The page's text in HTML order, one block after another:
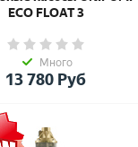
ECO FLOAT 3
Много
13 780 Руб